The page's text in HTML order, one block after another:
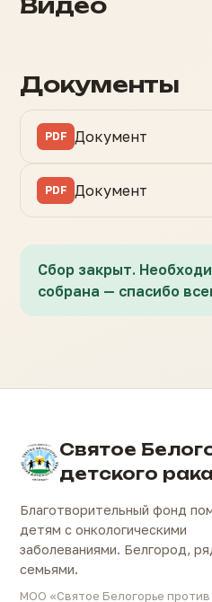
Видео
Документы
PDF Документ
PDF Документ
Сбор закрыт.
собрана — спасибо
Святое
детского
Благотворительный фонд
детям с онкологическими
заболеваниями. Белгород,
семьями.
МОО «Святое Белогорье против